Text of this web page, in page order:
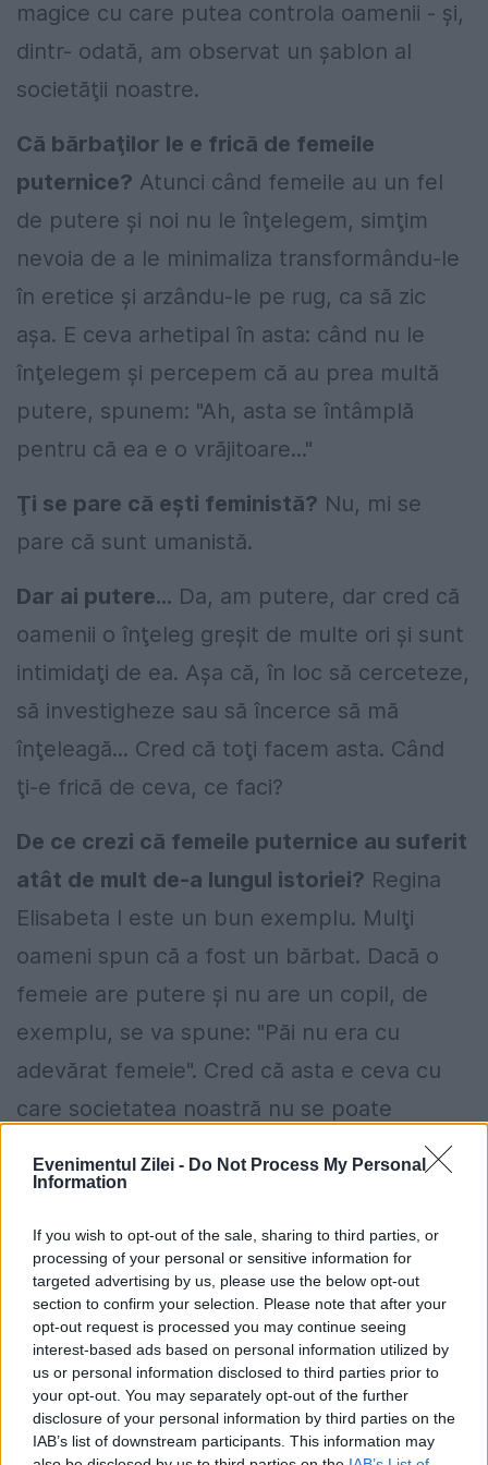
Evenimentul Zilei - Do Not Process My Personal
Information
If you wish to opt-out of the sale, sharing to third parties, or
processing of your personal or sensitive information for
targeted advertising by us, please use the below opt-out
section to confirm your selection. Please note that after your
opt-out request is processed you may continue seeing
interest-based ads based on personal information utilized by
us or personal information disclosed to third parties prior to
your opt-out. You may separately opt-out of the further
disclosure of your personal information by third parties on the
IAB’s list of downstream participants. This information may
magice cu care putea controla oamenii - şi,
dintr- odată, am observat un şablon al
societăţii noastre.
Că bărbaţilor le e frică de femeile
puternice? Atunci când femeile au un fel
de putere şi noi nu le înţelegem, simţim
nevoia de a le minimaliza transformându-le
în eretice şi arzându-le pe rug, ca să zic
aşa. E ceva arhetipal în asta: când nu le
înţelegem şi percepem că au prea multă
putere, spunem: "Ah, asta se întâmplă
pentru că ea e o vrăjitoare..."
Ţi se pare că eşti feministă? Nu, mi se
pare că sunt umanistă.
Dar ai putere... Da, am putere, dar cred că
oamenii o înţeleg greşit de multe ori şi sunt
intimidaţi de ea. Aşa că, în loc să cerceteze,
să investigheze sau să încerce să mă
înţeleagă... Cred că toţi facem asta. Când
ţi-e frică de ceva, ce faci?
De ce crezi că femeile puternice au suferit
atât de mult de-a lungul istoriei? Regina
Elisabeta I este un bun exemplu. Mulţi
oameni spun că a fost un bărbat. Dacă o
femeie are putere şi nu are un copil, de
exemplu, se va spune: "Păi nu era cu
adevărat femeie". Cred că asta e ceva cu
care societatea noastră nu se poate
împăca – o femeie puternică şi lipsită de
copii.
La începutul carierei tale, ce femei
admirai?Desigur, erau multe artiste. Le
admiram pe Frida Kahlo, Martha Graham,
Tina Modotti – femei care erau artiste,
luptau pentru libertate, activiste politice,
femei care trăiau într-o lume a bărbaţilor şi